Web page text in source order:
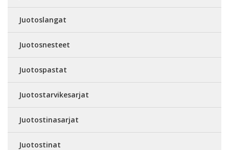
Juotoslangat
Juotosnesteet
Juotospastat
Juotostarvikesarjat
Juotostinasarjat
Juotostinat